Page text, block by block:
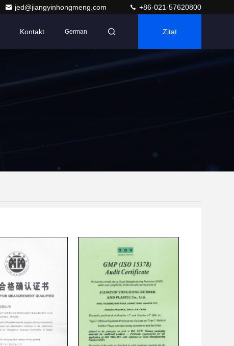
jed@jiangyinhongmeng.com +86-021-57620800
Kontakt German Zitat